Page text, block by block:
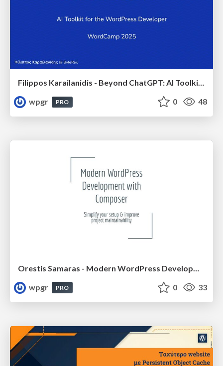
Filippos Karailanidis - Beyond ChatGPT: AI Toolkit for the WordPress Developer
wpgr
PRO 0 48
wpgr
PRO 0 33